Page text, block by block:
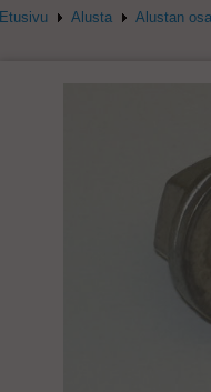
Etusivu Alusta Alustan